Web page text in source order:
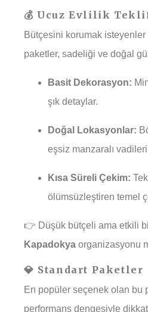
💰 Ucuz Evlilik
Bütçesini korumak isteyenler
paketler, sadeliği ve doğal
Basit Dekorasyon:
şık detaylar.
Doğal Lokasyonlar:
eşsiz manzaralı
Kısa Süreli Çekim:
ölümsüzleştiren temel
👉 Düşük bütçeli ama etkili
Kapadokya organizasyonu
💎 Standart Paketler
En popüler seçenek olan bu
performans dengesiyle